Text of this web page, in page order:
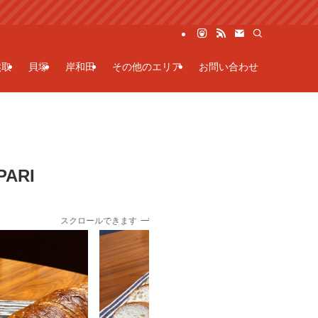
貝塚 岸和田 その他のエリア お問い合わせ
スクロールできます